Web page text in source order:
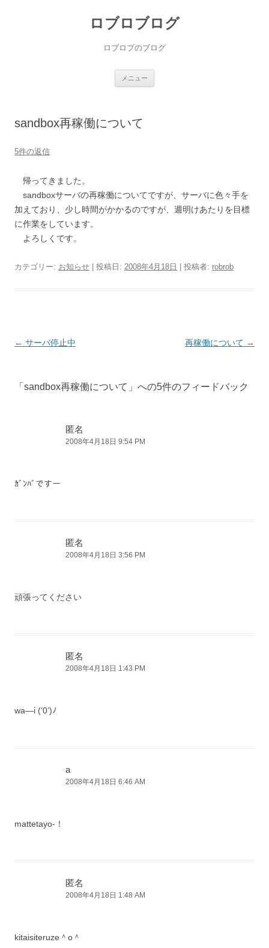
ロブロブログ
ロブロブのブログ
メニュー
sandbox再稼働について
5件の返信
帰ってきました。
sandboxサーバの再稼働についてですが、サーバに色々手を
加えており、少し時間がかかるのですが、週明けあたりを目標
に作業をしています。
よろしくです。
カテゴリー: お知らせ | 投稿日: 2008年4月18日 投稿者: robrob
投
← サーバ停止中 再稼働について →
「 sandbox再稼働について 」への5件のフィードバック
匿名
2008年4月18日 9:54 PM
ｶﾞﾝﾊﾞですー
匿名
2008年4月18日 3:56 PM
頑張ってください
匿名
2008年4月18日 1:43 PM
wa—i (‘0’)ﾉ
a
2008年4月18日 6:46 AM
mattetayo-！
匿名
2008年4月18日 1:48 AM
kitaisiteruze＾o＾